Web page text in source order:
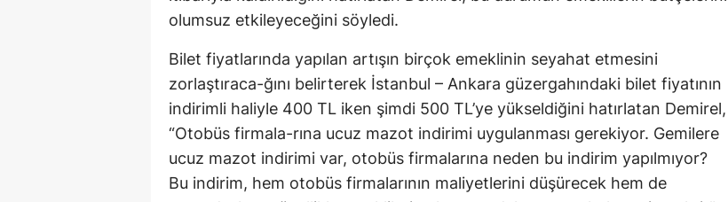
İstanbul
Kars
Kastamonu
olumsuz etkileyeceğini söyledi.
Bilet fiyatlarında yapılan artışın birçok emeklinin seyahat etmesini
zorlaştıraca-ğını belirterek İstanbul – Ankara güzergahındaki bilet fiyatının
indirimli haliyle 400 TL iken şimdi 500 TL’ye yükseldiğini hatırlatan Demirel,
“Otobüs firmala-rına ucuz mazot indirimi uygulanması gerekiyor. Gemilere
ucuz mazot indirimi var, otobüs firmalarına neden bu indirim yapılmıyor?
Bu indirim, hem otobüs firmalarının maliyetlerini düşürecek hem de